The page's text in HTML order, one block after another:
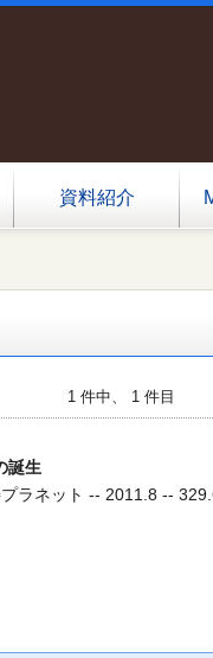
資料紹介
1 件中、 1 件目
誕生
ラネット -- 2011.8 --